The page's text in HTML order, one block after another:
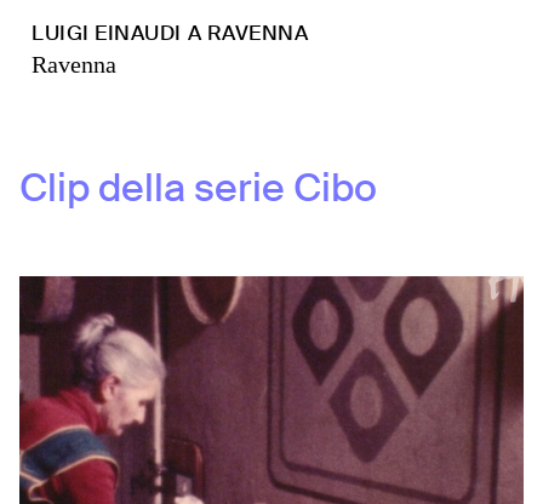
LUIGI EINAUDI A RAVENNA
Ravenna
Clip della serie Cibo